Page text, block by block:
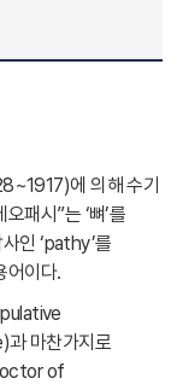
에 의해 수기
패시”는 ‘뼈’를
인 ‘pathy’를
어이다.
마찬가지로
of